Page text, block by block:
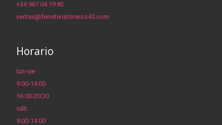
+34 967 04 19 82
ventas@ferreteriatoreros40.com
Horario
lun-vie:
9:00-14:00
16:00-20:30
sáb:
9:00-14:00